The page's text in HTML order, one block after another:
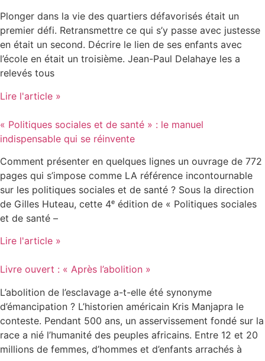
Plonger dans la vie des quartiers défavorisés était un
premier défi. Retransmettre ce qui s’y passe avec justesse
en était un second. Décrire le lien de ses enfants avec
l’école en était un troisième. Jean-Paul Delahaye les a
relevés tous
Lire l'article »
« Politiques sociales et de santé » : le manuel
indispensable qui se réinvente
Comment présenter en quelques lignes un ouvrage de 772
pages qui s’impose comme LA référence incontournable
sur les politiques sociales et de santé ? Sous la direction
de Gilles Huteau, cette 4ᵉ édition de « Politiques sociales
et de santé –
Lire l'article »
Livre ouvert : « Après l’abolition »
L’abolition de l’esclavage a-t-elle été synonyme
d’émancipation ? L’historien américain Kris Manjapra le
conteste. Pendant 500 ans, un asservissement fondé sur la
race a nié l’humanité des peuples africains. Entre 12 et 20
millions de femmes, d’hommes et d’enfants arrachés à